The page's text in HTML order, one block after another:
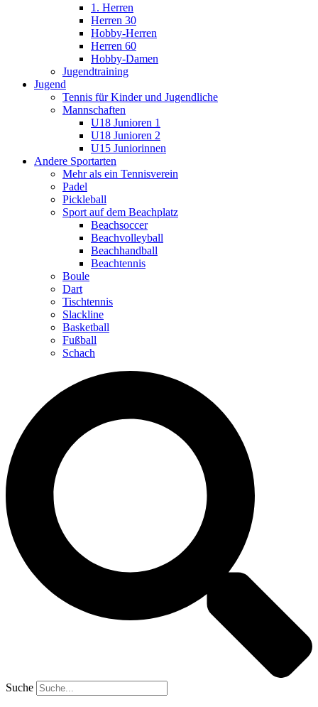
1. Herren
Herren 30
Hobby-Herren
Herren 60
Hobby-Damen
Jugendtraining
Jugend
Tennis für Kinder und Jugendliche
Mannschaften
U18 Junioren 1
U18 Junioren 2
U15 Juniorinnen
Andere Sportarten
Mehr als ein Tennisverein
Padel
Pickleball
Sport auf dem Beachplatz
Beachsoccer
Beachvolleyball
Beachhandball
Beachtennis
Boule
Dart
Tischtennis
Slackline
Basketball
Fußball
Schach
Suche